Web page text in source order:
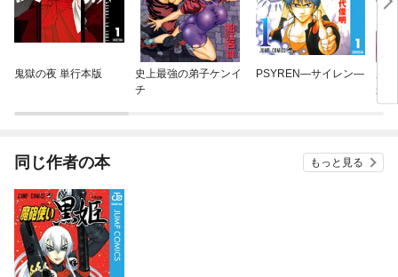
鬼獄の夜 単行本版
史上最強の弟子ケンイ
チ
PSYREN—サイレン—
か
く
同じ作者の本 もっと見る